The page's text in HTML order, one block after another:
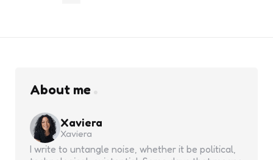
About me
Xaviera
Xaviera
I write to untangle noise, whether it be political,